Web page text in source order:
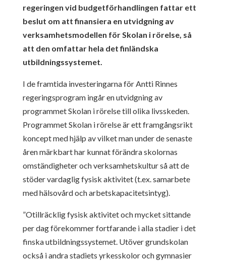
regeringen vid budgetförhandlingen fattar ett
beslut om att finansiera en utvidgning av
verksamhetsmodellen för Skolan i rörelse, så
att den omfattar hela det finländska
utbildningssystemet.
I de framtida investeringarna för Antti Rinnes
regeringsprogram ingår en utvidgning av
programmet Skolan i rörelse till olika livsskeden.
Programmet Skolan i rörelse är ett framgångsrikt
koncept med hjälp av vilket man under de senaste
åren märkbart har kunnat förändra skolornas
omständigheter och verksamhetskultur så att de
stöder vardaglig fysisk aktivitet (t.ex. samarbete
med hälsovård och arbetskapacitetsintyg).
”Otillräcklig fysisk aktivitet och mycket sittande
per dag förekommer fortfarande i alla stadier i det
finska utbildningssystemet. Utöver grundskolan
också i andra stadiets yrkesskolor och gymnasier